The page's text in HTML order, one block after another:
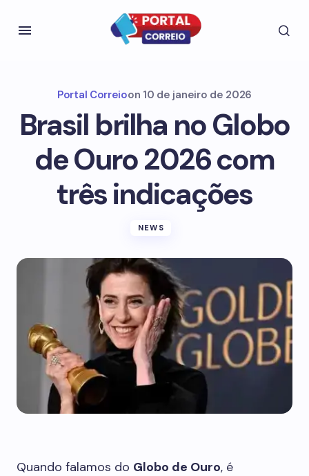
Portal Correioon 10 de janeiro de 2026
Brasil brilha no Globo
de Ouro 2026 com
três indicações
NEWS
Quando falamos do Globo de Ouro, é